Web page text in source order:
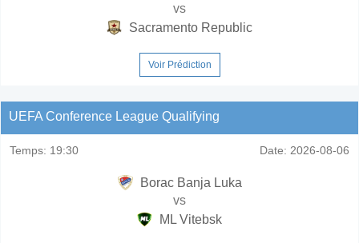
vs
Sacramento Republic
Voir Prédiction
UEFA Conference League Qualifying
Temps: 19:30 Date: 2026-08-06
Borac Banja Luka
vs
ML Vitebsk